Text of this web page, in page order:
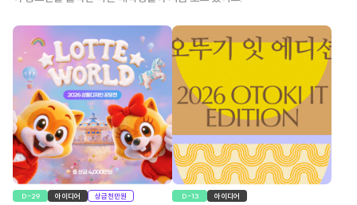
D-29 아이디어 상금천만원 D-13 아이디어